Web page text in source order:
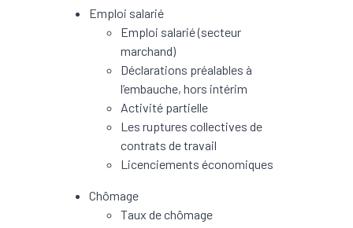
Emploi salarié
Emploi salarié (secteur
marchand)
Déclarations préalables à
l’embauche, hors intérim
Activité partielle
Les ruptures collectives de
contrats de travail
Licenciements économiques
Chômage
Taux de chômage